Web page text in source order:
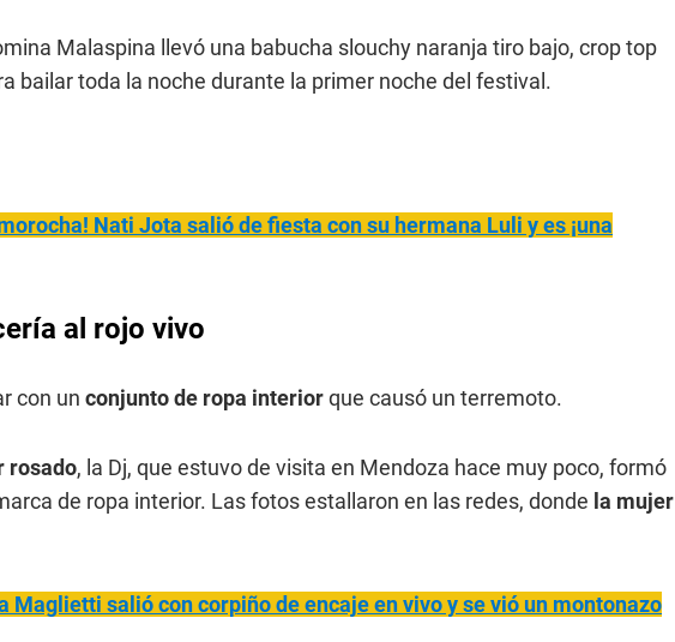
Malaspina llevó una babucha slouchy naranja tiro bajo, crop top
bailar toda la noche durante la primer noche del festival.
Nati Jota salió de fiesta con su hermana Luli y es ¡una
al rojo vivo
con un conjunto de ropa interiorque causó un terremoto.
rosado, la Dj, que estuvo de visita en Mendoza hace muy poco, formó
de ropa interior. Las fotos estallaron en las redes, donde la mujer
Maglietti salió con corpiño de encaje en vivo y se vió un montonazo